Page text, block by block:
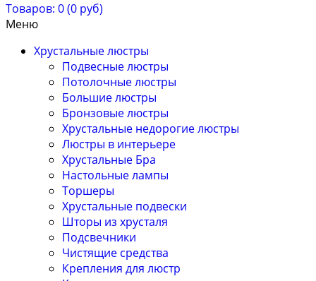
Товаров: 0 (0 руб)
Меню
Хрустальные люстры
Подвесные люстры
Потолочные люстры
Большие люстры
Бронзовые люстры
Хрустальные недорогие люстры
Люстры в интерьере
Хрустальные Бра
Настольные лампы
Торшеры
Хрустальные подвески
Шторы из хрусталя
Подсвечники
Чистящие средства
Крепления для люстр